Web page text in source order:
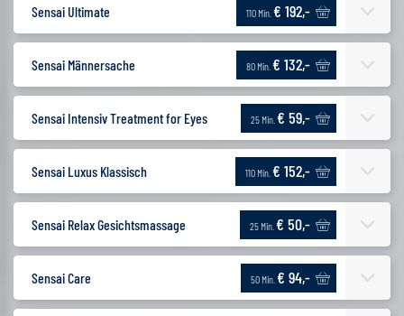
Sensai Ultimate 110 Min. € 192,-
Sensai Männersache 80 Min. € 132,-
Sensai Intensiv Treatment for Eyes 25 Min. € 59,-
Sensai Luxus Klassisch 110 Min. € 152,-
Sensai Relax Gesichtsmassage 25 Min. € 50,-
Sensai Care 50 Min. € 94,-